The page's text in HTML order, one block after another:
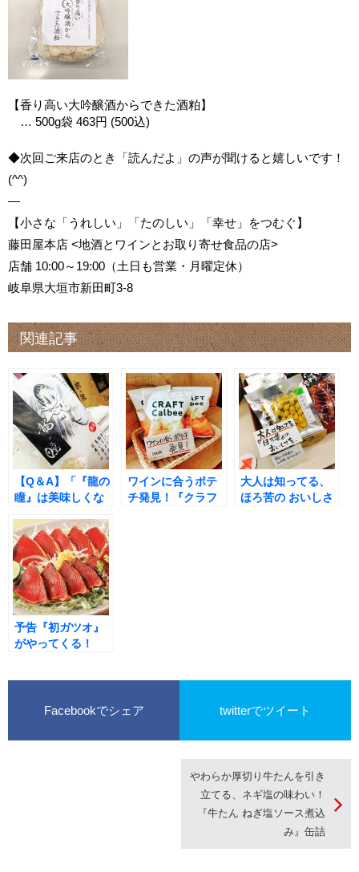
【香り高い大吟醸酒からできた酒粕】
… 500g袋 463円 (500込)
◆次回ご来店のとき「読んだよ」の声が聞けると嬉しいです！
(^^)
—
【小さな「うれしい」「たのしい」「幸せ」をつむぐ】
藤田屋本店 <地酒とワインとお取り寄せ食品の店>
店舗 10:00～19:00（土日も営業・月曜定休）
岐阜県大垣市新田町3-8
関連記事
【Q＆A】「『龍の
瞳』は美味しくな
た。本当にそんな
お米なんですか？
ワインに合うポテ
チ発見！『クラフ
大人は知ってる、
ほろ苦の おいしさ
予告『初ガツオ』
がやってくる！
Facebookでシェア twitterでツイート
やわらか厚切り牛たんを引き
立てる、ネギ塩の味わい！
『牛たん ねぎ塩ソース煮込
み』缶詰